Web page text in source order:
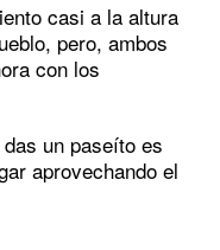
casi a la altura
pero, ambos
con los
un paseíto es
aprovechando el